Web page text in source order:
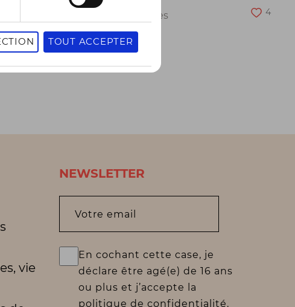
TOUT ACCEPTER
2 pointures 4
vie
NEWSLETTER
Votre email
En cochant cette case, je
déclare être agé(e) de 16 ans
ou plus et j’accepte la
politique de confidentialité.